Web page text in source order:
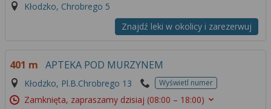
Kłodzko, Chrobrego 5
Znajdź leki w okolicy i zarezerwuj
401 m APTEKA POD MURZYNEM
Kłodzko, Pl.B.Chrobrego 13 Wyświetl numer
Zamknięta, zapraszamy dzisiaj (08:00 – 18:00)